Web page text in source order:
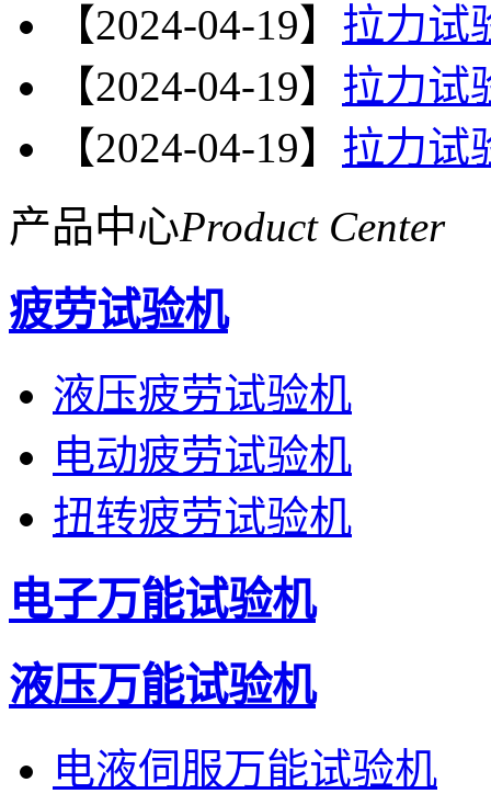
【2024-04-19】 拉力试
【2024-04-19】 拉力试
【2024-04-19】 拉力试
产品中心Product Center
疲劳试验机
液压疲劳试验机
电动疲劳试验机
扭转疲劳试验机
电子万能试验机
液压万能试验机
电液伺服万能试验机